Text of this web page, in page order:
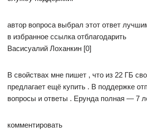
автор вопроса выбрал этот ответ
в избранное ссылка отблагодарить
Васисуалий Лоханкин [0]
В свойствах мне пишет , что из 22 ГБ
предлагает ещё купить . В поддержке
вопросы и ответы . Ерунда полная — 7
комментировать